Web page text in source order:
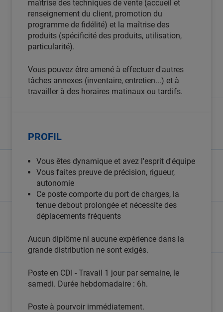
maîtrise des techniques de vente (accueil et
renseignement du client, promotion du
programme de fidélité) et la maîtrise des
produits (spécificité des produits, utilisation,
particularité).
Vous pouvez être amené à effectuer d'autres
tâches annexes (inventaire, entretien...) et à
travailler à des horaires matinaux ou tardifs.
PROFIL
Vous êtes dynamique et avez l'esprit d'équipe
Vous faites preuve de précision, rigueur,
autonomie
Ce poste comporte du port de charges, la
tenue debout prolongée et nécessite des
déplacements fréquents
Aucun diplôme ni aucune expérience dans la
grande distribution ne sont exigés.
Poste en CDI - Travail 1 jour par semaine, le
samedi. Durée hebdomadaire : 6h.
Poste à pourvoir immédiatement.